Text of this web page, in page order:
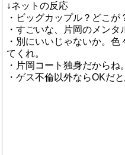
↓ネットの反応
・ビッグカップル？どこが
・すごいな、片岡のメンタ
・別にいいじゃないか。
てくれ。
・片岡コート独身だからね
・ゲス不倫以外ならOKだと